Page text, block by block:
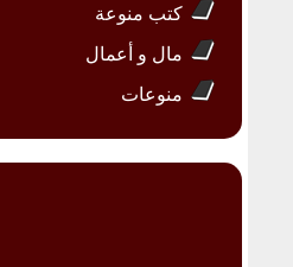
كتب منوعة
مال و أعمال
منوعات